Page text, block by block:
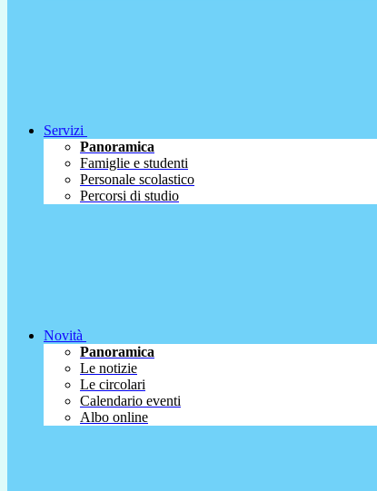
Servizi
Panoramica
Famiglie e studenti
Personale scolastico
Percorsi di studio
Novità
Panoramica
Le notizie
Le circolari
Calendario eventi
Albo online